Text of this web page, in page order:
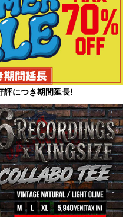
評につき期間延長!